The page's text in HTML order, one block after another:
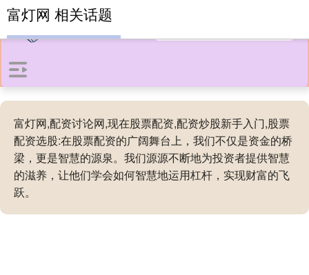
富灯网,配资讨论网,现在股票配资,配资炒股新手入门,股票
配资选股:在股票配资的广阔舞台上，我们不仅是资金的桥
梁，更是智慧的源泉。我们源源不断地为投资者提供智慧
的滋养，让他们学会如何智慧地运用杠杆，实现财富的飞
跃。
富灯网 相关话题